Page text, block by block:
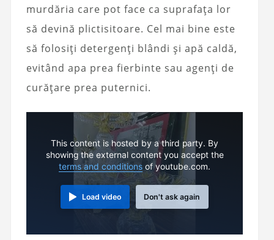
murdăria care pot face ca suprafața lor
să devină plictisitoare. Cel mai bine este
să folosiți detergenți blândi și apă caldă,
evitând apa prea fierbinte sau agenți de
curățare prea puternici.
This content is hosted by a third party. By
showing the external content you accept the
terms and conditions of youtube.com.
Load video Don't ask again